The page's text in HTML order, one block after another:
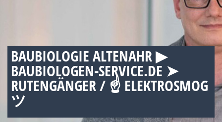
BAUBIOLOGIE ALTENAHR ▶︎
BAUBIOLOGEN-SERVICE.DE ➤
RUTENGÄNGER / ☝ ELEKTROSMOG
ツ